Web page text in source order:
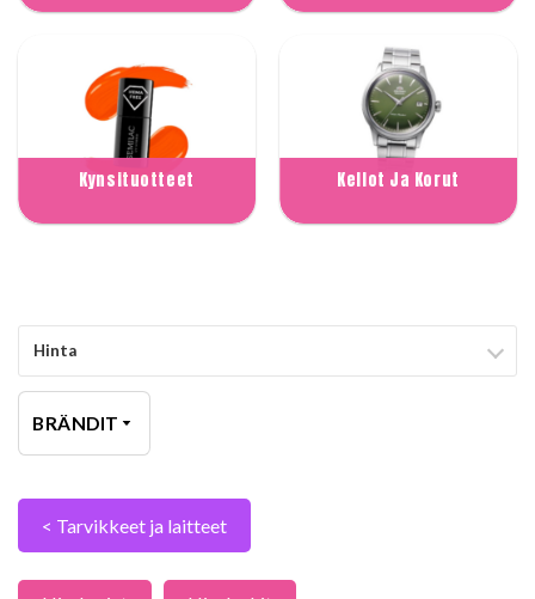
Kynsituotteet Kellot Ja Korut
Hinta
BRÄNDIT
< Tarvikkeet ja laitteet